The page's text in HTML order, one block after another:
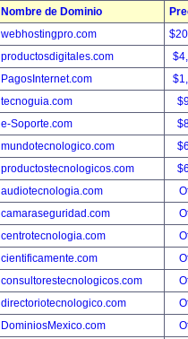
Nombre de Dominio
webhostingpro.com
productosdigitales.com
PagosInternet.com
tecnoguia.com
e-Soporte.com
mundotecnologico.com
productostecnologicos.com
audiotecnologia.com
camaraseguridad.com
centrotecnologia.com
cientificamente.com
consultorestecnologicos.com
directoriotecnologico.com
DominiosMexico.com